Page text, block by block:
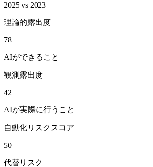
2025 vs 2023
理論的露出度
78
AIができること
観測露出度
42
AIが実際に行うこと
自動化リスクスコア
50
代替リスク